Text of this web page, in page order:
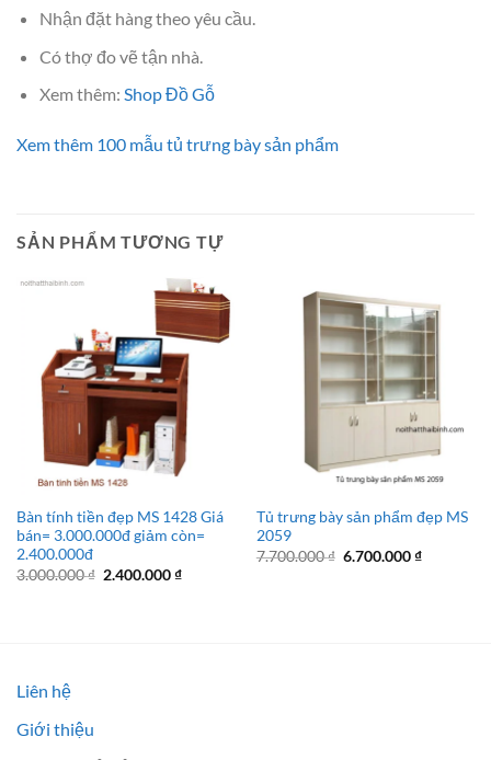
Nhận đặt hàng theo yêu cầu.
Có thợ đo vẽ tận nhà.
Xem thêm: Shop Đồ Gỗ
Xem thêm 100 mẫu tủ trưng bày sản phẩm
SẢN PHẨM TƯƠNG TỰ
Bàn tính tiền đẹp MS 1428 Giá
bán= 3.000.000đ giảm còn=
2.400.000đ
3.000.000₫ Giá
2.400.000₫Giá
Tủ trưng bày sản phẩm đẹp MS
2059
7.700.000₫ Giá
6.700.000₫Giá
Liên hệ
Giới thiệu